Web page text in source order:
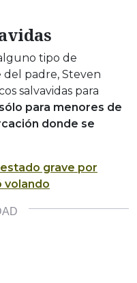
tipo de
padre, Steven
salvavidas para
para menores de
donde se
estado grave por
volando